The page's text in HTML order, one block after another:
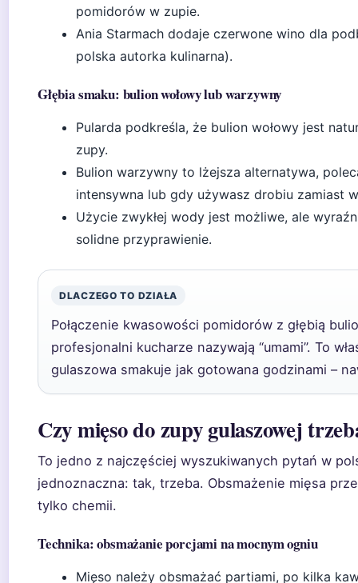
pomidorów w zupie.
Ania Starmach dodaje czerwone wino dla
polska autorka kulinarna).
Głębia smaku: bulion wołowy lub warzywny
Pularda podkreśla, że bulion wołowy jest
zupy.
Bulion warzywny to lżejsza alternatywa,
intensywna lub gdy używasz drobiu zamiast
Użycie zwykłej wody jest możliwe, ale
solidne przyprawienie.
DLACZEGO TO DZIAŁA
Połączenie kwasowości pomidorów z głębią
profesjonalni kucharze nazywają “umami”. To
gulaszowa smakuje jak gotowana godzinami –
Czy mięso do zupy gulaszowej
To jedno z najczęściej wyszukiwanych pytań w
jednoznaczna: tak, trzeba. Obsmażenie mięsa
tylko chemii.
Technika: obsmażanie porcjami na mocnym ogniu
Mięso należy obsmażać partiami, po kilka